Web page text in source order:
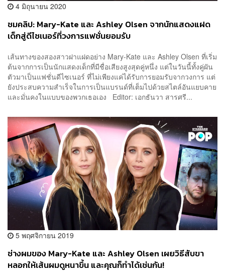
4 มิถุนายน 2020
ชมคลิป: Mary-Kate และ Ashley Olsen จากนักแสดงแฝด
เด็กสู่ดีไซเนอร์ที่วงการแฟชั่นยอมรับ
เส้นทางของสองสาวฝาแฝดอย่าง Mary-Kate และ Ashley Olsen ที่เริ่ม
ต้นจากการเป็นนักแสดงเด็กที่มีชื่อเสียงสูงสุดคู่หนึ่ง แต่ในวันนี้ทั้งคู่ผัน
ตัวมาเป็นแฟชั่นดีไซเนอร์ ที่ไม่เพียงแค่ได้รับการยอมรับจากวงการ แต่
ยังประสบความสำเร็จในการเป็นแบรนด์ที่เต็มไปด้วยสไตล์อันแยบคาย
และมั่นคงในแบบของพวกเธอเอง Editor: เอกธันวา สารศรี...
5 พฤศจิกายน 2019
ช่างผมของ Mary-Kate และ Ashley Olsen เผยวิธีสับขา
หลอกให้เส้นผมดูหนาขึ้น และคุณก็ทำได้เช่นกัน!